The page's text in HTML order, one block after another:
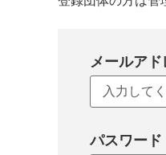
メールアド
パスワード